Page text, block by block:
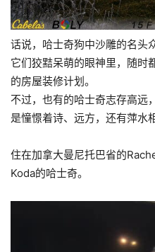
话说，哈士奇狗中沙雕的名头
它们狡黠呆萌的眼神里，随时
的房屋装修计划。
不过，也有的哈士奇志存高远
是憧憬着诗、远方，还有萍水
住在加拿大曼尼托巴省的
Koda的哈士奇。